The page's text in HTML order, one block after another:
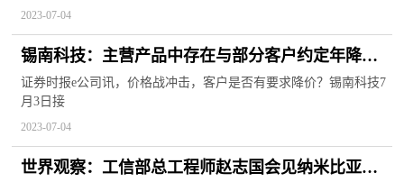
2023-07-04
锡南科技：主营产品中存在与部分客户约定年降条
款
证券时报e公司讯，价格战冲击，客户是否有要求降价？锡南科技7
月3日接
2023-07-04
世界观察：工信部总工程师赵志国会见纳米比亚信